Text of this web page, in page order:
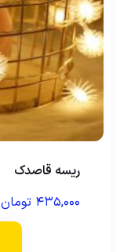
ریسه قاصدک
۴۳۵,۰۰۰ تومان